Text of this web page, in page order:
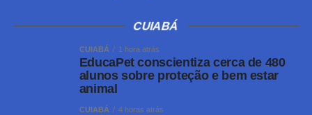
impressões digitais e perfil genético dos condenados,
observados os critérios legais de acesso e utilização
desses dados.
Dessa forma, o Cadastro Estadual de Pessoas
Condenadas por Crime de Estupro em Mato Grosso
CUIABÁ
CUIABÁ 1 hora atrás
EducaPet conscientiza cerca de 480
alunos sobre proteção e bem estar
animal
CUIABÁ 4 horas atrás